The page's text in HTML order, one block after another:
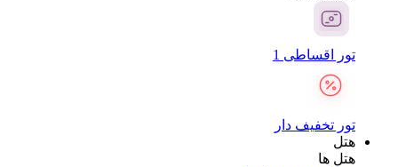
تور اقساطی 1
تور تخفیف دار
هتل
هتل ها